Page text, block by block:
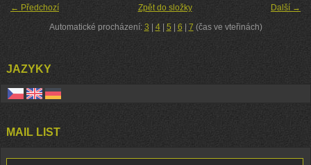
← Předchozí Další →
Zpět do složky
Automatické procházení: 3 4| 5 6 7 (čas ve vteřinách)
JAZYKY
MAIL LIST